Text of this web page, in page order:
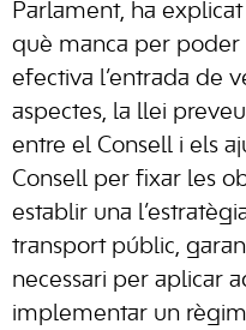
Parlament, ha
què manca per
efectiva l’entrada de
aspectes, la llei
entre el Consell i els
Consell per fixar les
establir una
transport públic,
necessari per aplicar
implementar un